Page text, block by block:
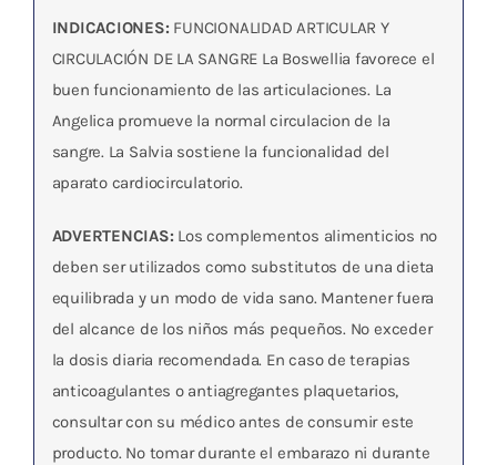
INDICACIONES: FUNCIONALIDAD ARTICULAR Y
CIRCULACIÓN DE LA SANGRE La Boswellia favorece el
buen funcionamiento de las articulaciones. La
Angelica promueve la normal circulacion de la
sangre. La Salvia sostiene la funcionalidad del
aparato cardiocirculatorio.
ADVERTENCIAS: Los complementos alimenticios no
deben ser utilizados como substitutos de una dieta
equilibrada y un modo de vida sano. Mantener fuera
del alcance de los niños más pequeños. No exceder
la dosis diaria recomendada. En caso de terapias
anticoagulantes o antiagregantes plaquetarios,
consultar con su médico antes de consumir este
producto. No tomar durante el embarazo ni durante